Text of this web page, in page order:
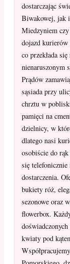
dostarczając
Biwakowej, jak
Miedzyniem
dojazd
co przekłada
nienaruszonym
Prądów
sąsiada przy
chrztu w
pamięci na
dzielnicy, w
dlatego nasi
osobiście do
się
dostarczenia.
bukiety róż,
sezonowe oraz
flowerbox.
kwiaty pod